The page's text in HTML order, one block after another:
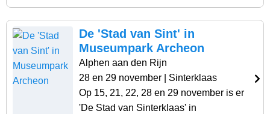
De 'Stad van Sint' in
Museumpark Archeon
Alphen aan den Rijn
28 en 29 november | Sinterklaas
Op 15, 21, 22, 28 en 29 november is er
'De Stad van Sinterklaas' in